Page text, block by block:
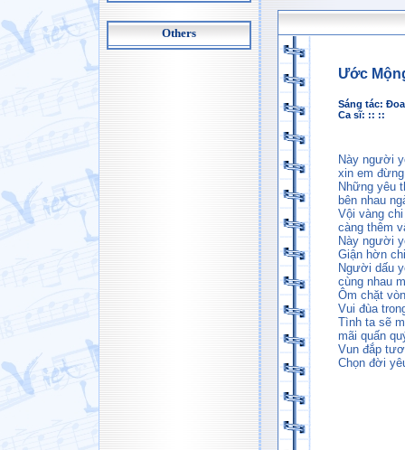
Others
Ước
Sáng tác:
Ca sĩ: :: ::
Này người
xin em
Những yêu
bên nhau
Vội vàng
càng thêm
Này người
Giận hờn
Người dấu
cùng nhau
Ôm chặt
Vui đùa
Tình ta sẽ
mãi quấn
Vun đắp
Chọn đời